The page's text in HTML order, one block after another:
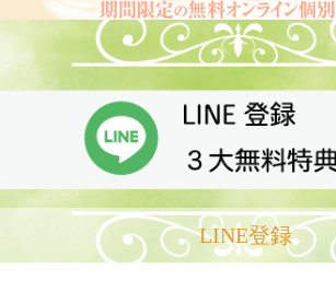
LINE登録